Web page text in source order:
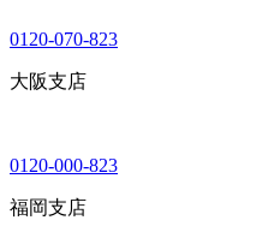
0120-070-823
大阪支店
0120-000-823
福岡支店